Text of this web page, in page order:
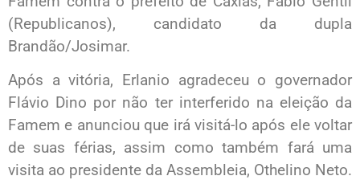
(Republicanos), candidato da dupla
Brandão/Josimar.
Após a vitória, Erlanio agradeceu o governador
Flávio Dino por não ter interferido na eleição da
Famem e anunciou que irá visitá-lo após ele voltar
de suas férias, assim como também fará uma
visita ao presidente da Assembleia, Othelino Neto.